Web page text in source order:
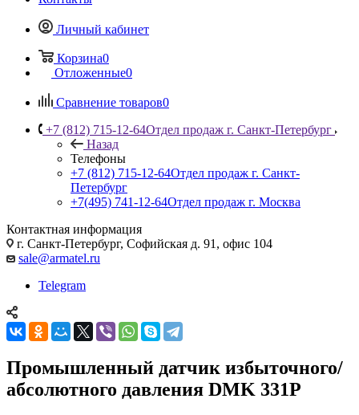
Личный кабинет
Корзина0
Отложенные0
Сравнение товаров0
+7 (812) 715-12-64Отдел продаж г. Санкт-Петербург
Назад
Телефоны
+7 (812) 715-12-64Отдел продаж г. Санкт-
Петербург
+7(495) 741-12-64Отдел продаж г. Москва
Контактная информация
г. Санкт-Петербург, Софийская д. 91, офис 104
sale@armatel.ru
Telegram
Промышленный датчик избыточного/
абсолютного давления DMK 331P